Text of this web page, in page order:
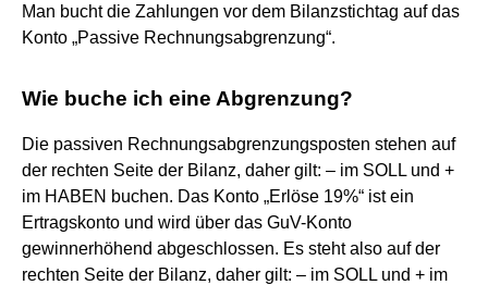
Man bucht die Zahlungen vor dem Bilanzstichtag auf das
Konto „Passive Rechnungsabgrenzung“.
Wie buche ich eine Abgrenzung?
Die passiven Rechnungsabgrenzungsposten stehen auf
der rechten Seite der Bilanz, daher gilt: – im SOLL und +
im HABEN buchen. Das Konto „Erlöse 19%“ ist ein
Ertragskonto und wird über das GuV-Konto
gewinnerhöhend abgeschlossen. Es steht also auf der
rechten Seite der Bilanz, daher gilt: – im SOLL und + im